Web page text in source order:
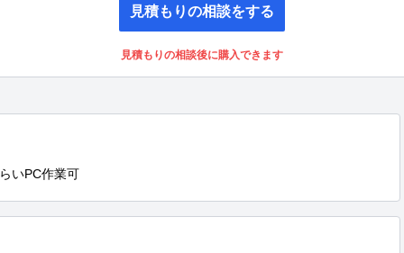
見積もりの相談をする
見積もりの相談後に購入できます
いPC作業可